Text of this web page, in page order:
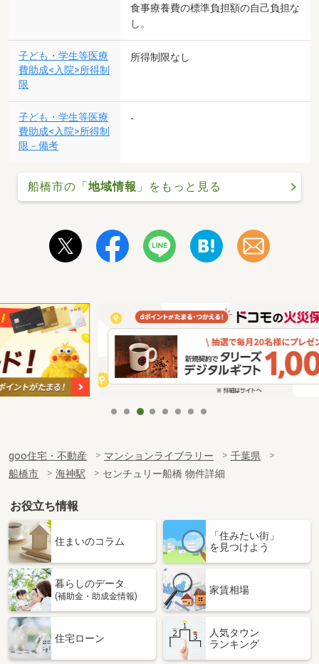
食事療養費の標準負担額の自己負担な
し。
子ども・学生等医療
費助成<入院>所得制
限
所得制限なし
子ども・学生等医療
費助成<入院>所得制
限－備考
-
船橋市の「地域情報 」をもっと見る
goo住宅・不動産 マンションライブラリー
千葉県
船橋市
海神駅 センチュリー船橋 物件詳細
お役立ち情報
住まいのコラム
「住みたい街」
を見つけよう
暮らしのデータ
(補助金・助成金情報)
家賃相場
住宅ローン
人気タウン
ランキング